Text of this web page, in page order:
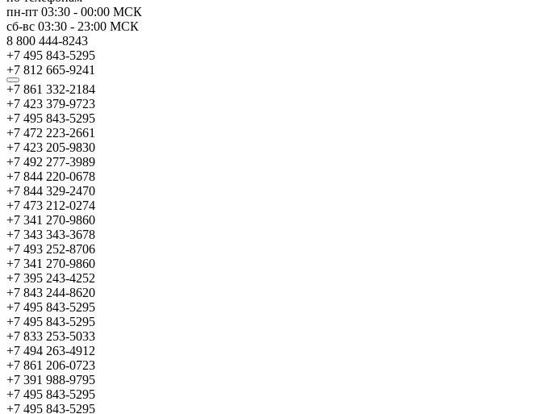
пн-пт 03:30 - 00:00 МСК
сб-вс 03:30 - 23:00 МСК
8 800 444-8243
+7 495 843-5295
+7 812 665-9241
+7 861 332-2184
+7 423 379-9723
+7 495 843-5295
+7 472 223-2661
+7 423 205-9830
+7 492 277-3989
+7 844 220-0678
+7 844 329-2470
+7 473 212-0274
+7 341 270-9860
+7 343 343-3678
+7 493 252-8706
+7 341 270-9860
+7 395 243-4252
+7 843 244-8620
+7 495 843-5295
+7 495 843-5295
+7 833 253-5033
+7 494 263-4912
+7 861 206-0723
+7 391 988-9795
+7 495 843-5295
+7 495 843-5295